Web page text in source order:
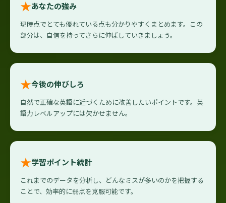
★あなたの強み
現時点でとても優れている点も分かりやすくまとめます。この
部分は、自信を持ってさらに伸ばしていきましょう。
★今後の伸びしろ
自然で正確な英語に近づくために改善したいポイントです。英
語力レベルアップには欠かせません。
★学習ポイント統計
これまでのデータを分析し、どんなミスが多いのかを把握する
ことで、効率的に弱点を克服可能です。